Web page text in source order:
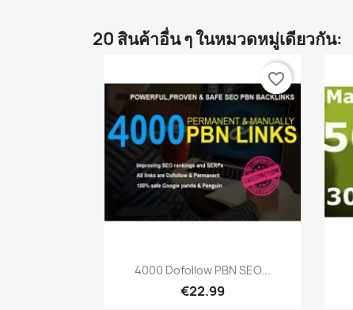
20 สินค้าอื่น ๆ ในหมวดหมู่เดียวกัน:
เปิดหน้าต่างย่อ
4000 Dofollow PBN SEO...
€22.99
favorite_border